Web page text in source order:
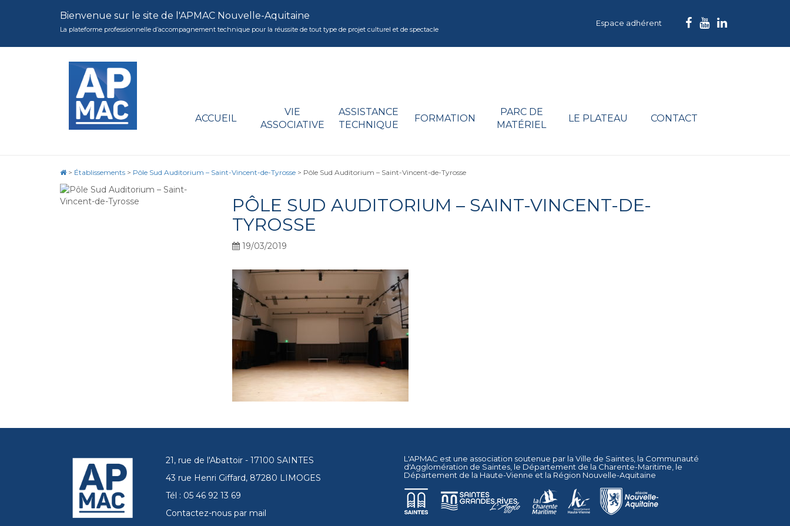
Bienvenue sur le site de l'APMAC Nouvelle-Aquitaine
La plateforme professionnelle d’accompagnement technique pour la réussite de tout type de projet culturel et de spectacle
Espace adhérent
ACCUEIL
VIE
ASSOCIATIVE
ASSISTANCE
TECHNIQUE
FORMATION
PARC DE
MATÉRIEL
LE PLATEAU CONTACT
> Établissements > Pôle Sud Auditorium – Saint-Vincent-de-Tyrosse > Pôle Sud Auditorium – Saint-Vincent-de-Tyrosse
PÔLE SUD AUDITORIUM – SAINT-VINCENT-DE-
TYROSSE
19/03/2019
21, rue de l'Abattoir - 17100 SAINTES
43 rue Henri Giffard, 87280 LIMOGES
Tél : 05 46 92 13 69
Contactez-nous par mail
L'APMAC est une association soutenue par la Ville de Saintes , la Communauté
d'Agglomération de Saintes , le Département de la Charente-Maritime , le
Département de la Haute-Vienne et la Région Nouvelle-Aquitaine